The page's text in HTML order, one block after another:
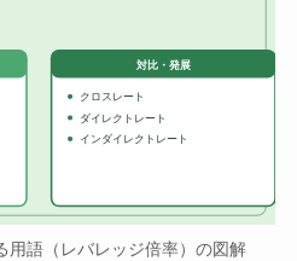
対比・発展
クロスレート
ダイレクトレート
インダイレクトレート
用語（レバレッジ倍率）の図解